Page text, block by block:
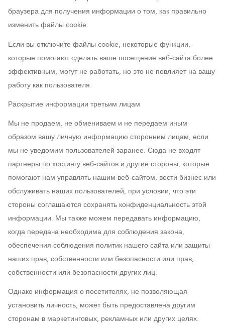
браузера для получения информации о том, как правильно
изменить файлы cookie.
Если вы отключите файлы cookie, некоторые функции,
которые помогают сделать ваше посещение веб-сайта более
эффективным, могут не работать, но это не повлияет на вашу
работу как пользователя.
Раскрытие информации третьим лицам
Мы не продаем, не обмениваем и не передаем иным
образом вашу личную информацию сторонним лицам, если
мы не уведомим пользователей заранее. Сюда не входят
партнеры по хостингу веб-сайтов и другие стороны, которые
помогают нам управлять нашим веб-сайтом, вести бизнес или
обслуживать наших пользователей, при условии, что эти
стороны соглашаются сохранять конфиденциальность этой
информации. Мы также можем передавать информацию,
когда передача необходима для соблюдения закона,
обеспечения соблюдения политик нашего сайта или защиты
наших прав, собственности или безопасности или прав,
собственности или безопасности других лиц.
Однако информация о посетителях, не позволяющая
установить личность, может быть предоставлена ​​другим
сторонам в маркетинговых, рекламных или других целях.